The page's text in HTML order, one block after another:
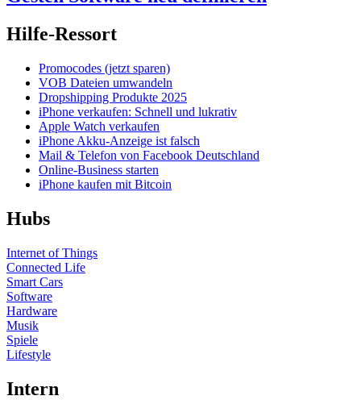
Hilfe-Ressort
Promocodes (jetzt sparen)
VOB Dateien umwandeln
Dropshipping Produkte 2025
iPhone verkaufen: Schnell und lukrativ
Apple Watch verkaufen
iPhone Akku-Anzeige ist falsch
Mail & Telefon von Facebook Deutschland
Online-Business starten
iPhone kaufen mit Bitcoin
Hubs
Internet of Things
Connected Life
Smart Cars
Software
Hardware
Musik
Spiele
Lifestyle
Intern